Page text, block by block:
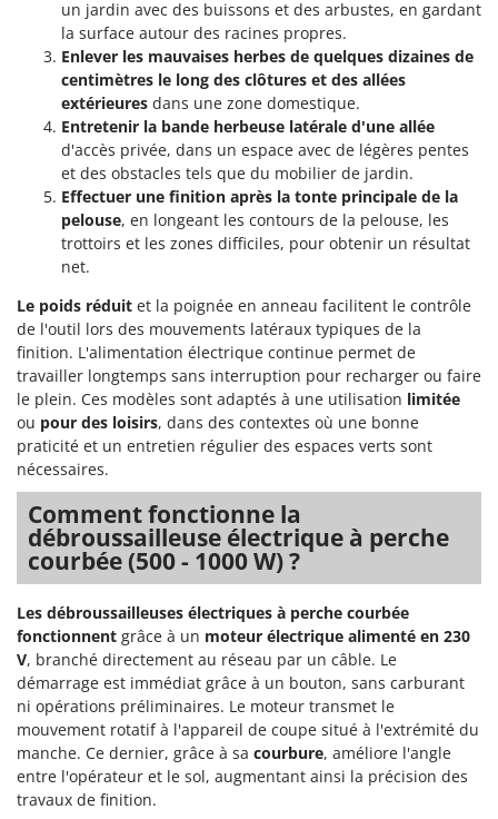
Perches Élagueuses
Pétrins à Spirale
Piscines
Planteuses de pommes de terre pour tracteur
Plateaux de coupe pour tracteur
Plumeuses
Pompes d'irrigation à tracteur
Pompes de transfert
Pompes immergées électriques
Postes à souder
Poussoirs à saucisse
Presses à pellets
Pressoirs à fruits
Pressoirs à Raisin
Pulvérisateurs
Pulvérisateurs portés
R
Rafraîchisseurs d'air par évaporation
Rampes de chargement en aluminium
Râpes à fromage électriques
Râteaux pour tracteur
Remplisseuses
Robots nettoyeurs de piscine
Robots Tondeuses
Francini
G3 Ferrari
Gardena
Garofalo
GeoTech
GeoTech Pro
Gierre
Gipeco
Girmi
GRAEF
Gre
GreenBay
GRIFO
GVS
GYS
H
Hailo
Helvi
Henx
HiKOKI
Honda
un jardin avec des buissons et des arbustes, en gardant
la surface autour des racines propres.
Enlever les mauvaises herbes de quelques dizaines de
centimètres le long des clôtures et des allées
extérieures dans une zone domestique.
Entretenir la bande herbeuse latérale d'une allée
d'accès privée, dans un espace avec de légères pentes
et des obstacles tels que du mobilier de jardin.
Effectuer une finition après la tonte principale de la
pelouse, en longeant les contours de la pelouse, les
trottoirs et les zones difficiles, pour obtenir un résultat
net.
Le poids réduit et la poignée en anneau facilitent le contrôle
de l'outil lors des mouvements latéraux typiques de la
finition. L'alimentation électrique continue permet de
travailler longtemps sans interruption pour recharger ou faire
le plein. Ces modèles sont adaptés à une utilisation limitée
ou pour des loisirs, dans des contextes où une bonne
praticité et un entretien régulier des espaces verts sont
nécessaires.
Comment fonctionne la
débroussailleuse électrique à perche
courbée (500 - 1000 W) ?
Les débroussailleuses électriques à perche courbée
fonctionnent grâce à un moteur électrique alimenté en 230
V, branché directement au réseau par un câble. Le
démarrage est immédiat grâce à un bouton, sans carburant
ni opérations préliminaires. Le moteur transmet le
mouvement rotatif à l'appareil de coupe situé à l'extrémité du
manche. Ce dernier, grâce à sa courbure, améliore l'angle
entre l'opérateur et le sol, augmentant ainsi la précision des
travaux de finition.